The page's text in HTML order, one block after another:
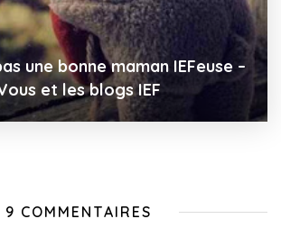
une bonne maman IEFeuse –
et les blogs IEF
9 COMMENTAIRES